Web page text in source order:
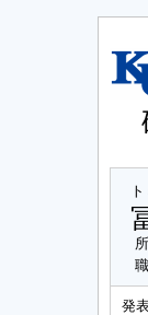
発